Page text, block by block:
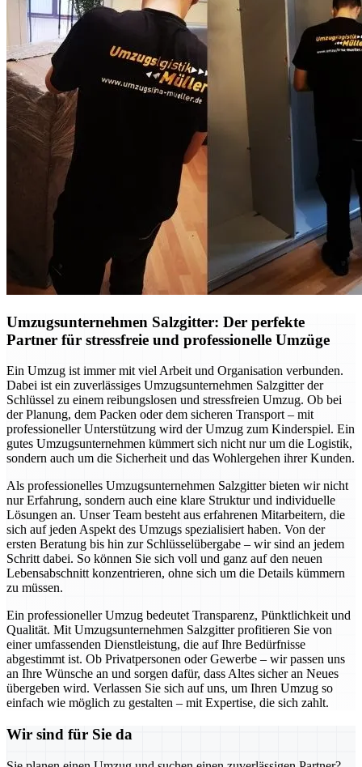
Umzugsunternehmen Salzgitter: Der perfekte
Partner für stressfreie und professionelle Umzüge
Ein Umzug ist immer mit viel Arbeit und Organisation verbunden.
Dabei ist ein zuverlässiges Umzugsunternehmen Salzgitter der
Schlüssel zu einem reibungslosen und stressfreien Umzug. Ob bei
der Planung, dem Packen oder dem sicheren Transport – mit
professioneller Unterstützung wird der Umzug zum Kinderspiel. Ein
gutes Umzugsunternehmen kümmert sich nicht nur um die Logistik,
sondern auch um die Sicherheit und das Wohlergehen ihrer Kunden.
Als professionelles Umzugsunternehmen Salzgitter bieten wir nicht
nur Erfahrung, sondern auch eine klare Struktur und individuelle
Lösungen an. Unser Team besteht aus erfahrenen Mitarbeitern, die
sich auf jeden Aspekt des Umzugs spezialisiert haben. Von der
ersten Beratung bis hin zur Schlüsselübergabe – wir sind an jedem
Schritt dabei. So können Sie sich voll und ganz auf den neuen
Lebensabschnitt konzentrieren, ohne sich um die Details kümmern
zu müssen.
Ein professioneller Umzug bedeutet Transparenz, Pünktlichkeit und
Qualität. Mit Umzugsunternehmen Salzgitter profitieren Sie von
einer umfassenden Dienstleistung, die auf Ihre Bedürfnisse
abgestimmt ist. Ob Privatpersonen oder Gewerbe – wir passen uns
an Ihre Wünsche an und sorgen dafür, dass Altes sicher an Neues
übergeben wird. Verlassen Sie sich auf uns, um Ihren Umzug so
einfach wie möglich zu gestalten – mit Expertise, die sich zahlt.
Wir sind für Sie da